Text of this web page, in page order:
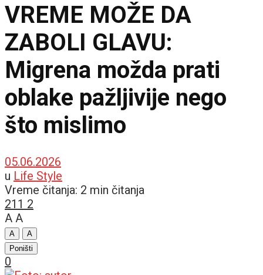
VREME MOŽE DA
ZABOLI GLAVU:
Migrena možda prati
oblake pažljivije nego
što mislimo
05.06.2026
u Life Style
Vreme čitanja: 2 min čitanja
211 2
A A
A
A
Poništi
0